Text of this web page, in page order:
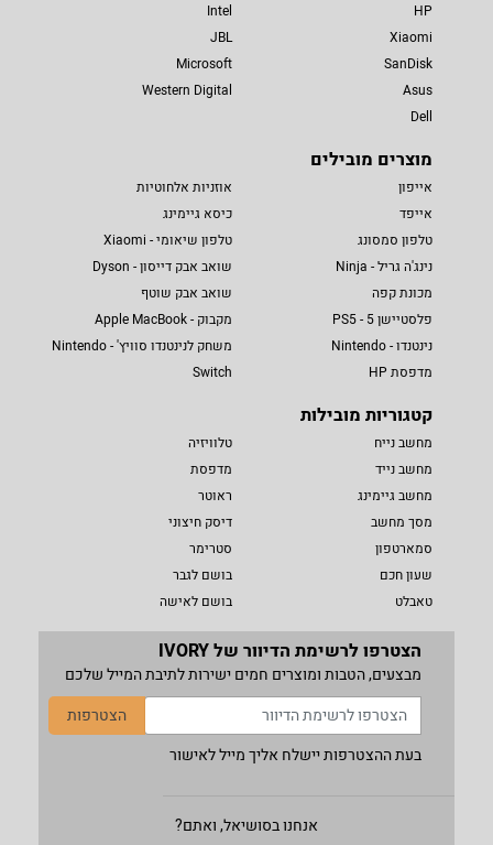
HP
Xiaomi
SanDisk
Asus
Dell
Intel
JBL
Microsoft
Western Digital
מוצרים מובילים
אייפון
אייפד
טלפון סמסונג
נינג'ה גריל - Ninja
מכונת קפה
פלסטיישן 5 - PS5
נינטנדו - Nintendo
מדפסת HP
אוזניות אלחוטיות
כיסא גיימינג
טלפון שיאומי - Xiaomi
שואב אבק דייסון - Dyson
שואב אבק שוטף
מקבוק - Apple MacBook
משחק לנינטנדו סוויץ' - Nintendo
Switch
קטגוריות מובילות
מחשב נייח
מחשב נייד
מחשב גיימינג
מסך מחשב
סמארטפון
שעון חכם
טאבלט
טלוויזיה
מדפסת
ראוטר
דיסק חיצוני
סטרימר
בושם לגבר
בושם לאישה
הצטרפו לרשימת הדיוור של IVORY
מבצעים, הטבות ומוצרים חמים ישירות לתיבת המייל שלכם
הצטרפות
בעת ההצטרפות יישלח אליך מייל לאישור
אנחנו בסושיאל, ואתם?